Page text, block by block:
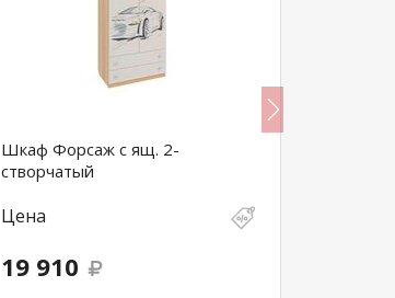
Шкаф Форсаж с ящ. 2-
створчатый
Цена
19 910